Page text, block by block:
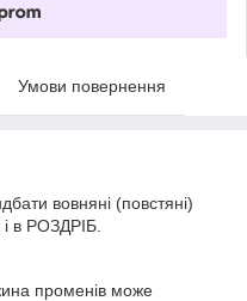
Умови повернення
вовняні (повстяні)
в РОЗДРІБ.
променів може